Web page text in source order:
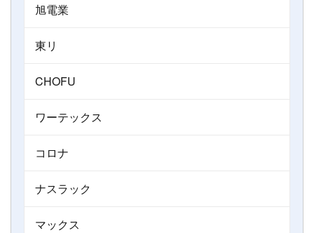
旭電業
東リ
CHOFU
ワーテックス
コロナ
ナスラック
マックス